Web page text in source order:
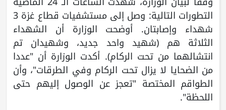
التطورات التالية: وصل إلى مستشفيات قطاع غزة 3
شهداء وإصابتان. أوضحت الوزارة أن الشهداء
الثلاثة هم (شهيد واحد جديد، وشهيدان تم
انتشالهما من تحت الركام). أكدت الوزارة أن "عددا
من الضحايا لا يزال تحت الركام وفي الطرقات"، وأن
الطواقم المختصة "تعجز عن الوصول إليهم حتى
اللحظة".